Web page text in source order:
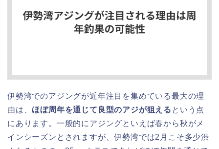
伊勢湾でのアジングが近年注目を集めている最大の理
由は、 ほぼ周年を通じて良型のアジが狙える という点
にあります。一般的にアジングといえば春から秋がメ
インシーズンとされますが、伊勢湾では2月こそ多少渋